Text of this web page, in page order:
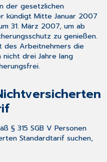
der gesetzlichen
kündigt Mitte Januar 2007
31. März 2007, um ab
zu genießen.
des Arbeitnehmers die
drei Jahre lang
§ 315 SGB V Personen
Standardtarif suchen,